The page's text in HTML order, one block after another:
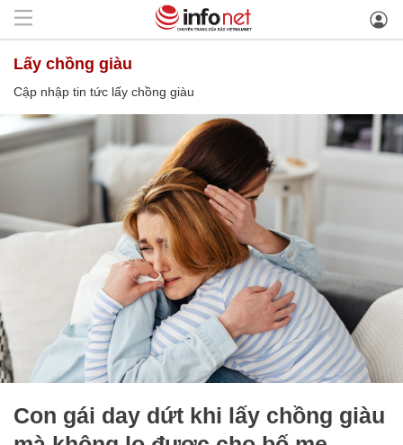
lấy chồng giàu
Cập nhập tin tức lấy chồng giàu
Con gái day dứt khi lấy chồng giàu